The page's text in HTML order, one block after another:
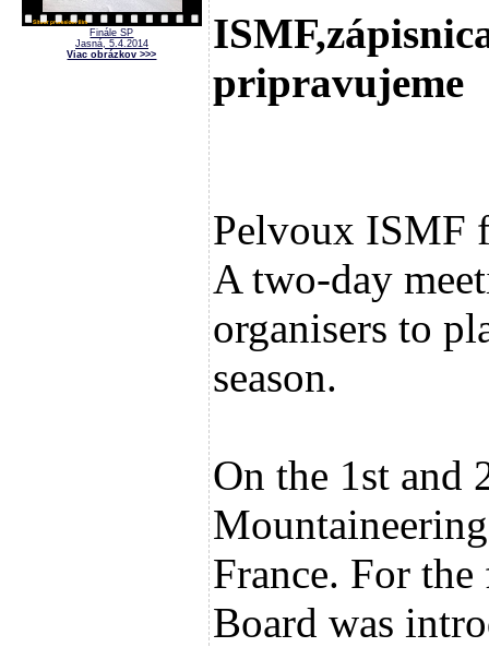
Finále SP
Jasná, 5.4.2014
Viac obrázkov >>>
pripravujeme
Pelvoux ISMF
A two-day
organisers to
season.
On the 1st and
France. For
Board was